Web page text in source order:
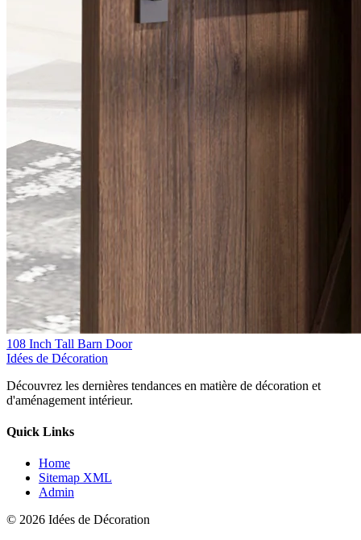
108 Inch Tall Barn Door
Idées de Décoration
Découvrez les dernières tendances en matière de décoration et
d'aménagement intérieur.
Quick Links
Home
Sitemap XML
Admin
© 2026 Idées de Décoration